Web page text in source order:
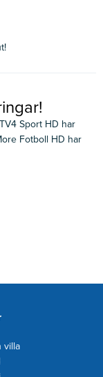
Sport HD har
Fotboll HD har
villa